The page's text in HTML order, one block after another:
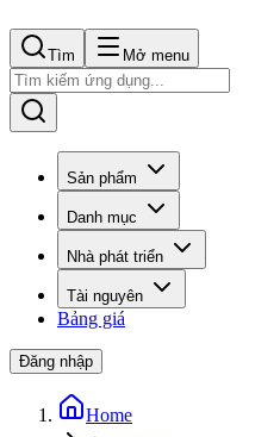
Tìm Mở menu
Sản phẩm
Danh mục
Nhà phát triển
Tài nguyên
Bảng giá
Đăng nhập
Home